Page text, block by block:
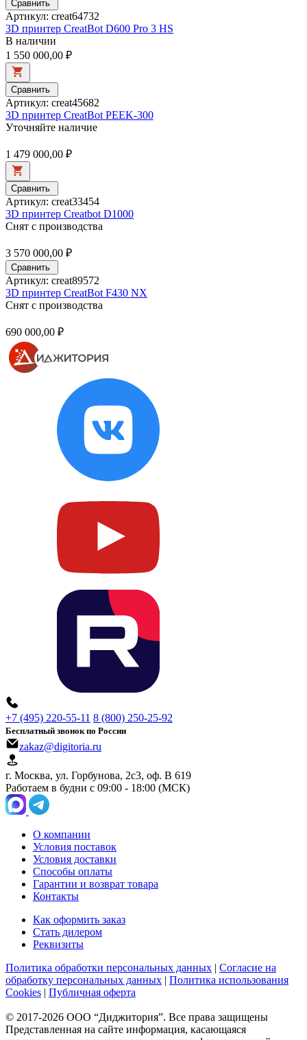
Сравнить
Артикул: creat64732
3D принтер CreatBot D600 Pro 3 HS
В наличии
1 550 000,00 ₽
Сравнить
Артикул: creat45682
3D принтер CreatBot PEEK-300
Уточняйте наличие
1 479 000,00 ₽
Сравнить
Артикул: creat33454
3D принтер Creatbot D1000
Снят с производства
3 570 000,00 ₽
Сравнить
Артикул: creat89572
3D принтер CreatBot F430 NX
Снят с производства
690 000,00 ₽
+7 (495) 220-55-11 8 (800) 250-25-92
Бесплатный звонок по России
zakaz@digitoria.ru
г. Москва, ул. Горбунова, 2с3, оф. B 619
Работаем в будни с 09:00 - 18:00 (МСК)
О компании
Условия поставок
Условия доставки
Способы оплаты
Гарантии и возврат товара
Контакты
Как оформить заказ
Стать дилером
Реквизиты
Политика обработки персональных данных | Согласие на
обработку персональных данных | Политика использования
Cookies | Публичная оферта
© 2017-2026 ООО “Диджитория”. Все права защищены
Представленная на сайте информация, касающаяся